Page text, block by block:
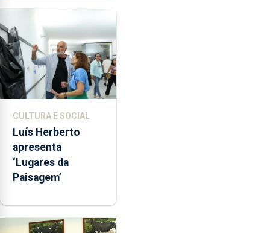
CULTURA E SOCIAL
Luís Herberto
apresenta
‘Lugares da
Paisagem’